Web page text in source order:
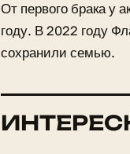
От первого брака у
году. В 2022 году
сохранили семью.